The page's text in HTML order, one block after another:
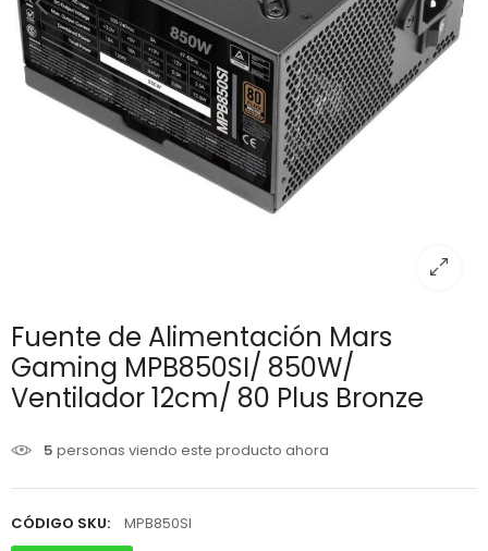
Fuente de Alimentación Mars
Gaming MPB850SI/ 850W/
Ventilador 12cm/ 80 Plus Bronze
5 personas viendo este producto ahora
CÓDIGO SKU: MPB850SI